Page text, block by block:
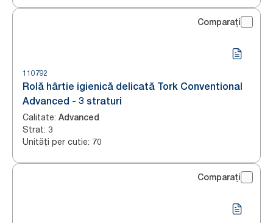
Comparați
110792
Rolă hârtie igienică delicată Tork Conventional
Advanced - 3 straturi
Calitate: Advanced
Strat: 3
Unități per cutie: 70
Comparați